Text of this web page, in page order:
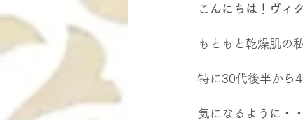
こんにちは！ヴィ
もともと乾燥肌の
特に30代後半から
気になるように・・